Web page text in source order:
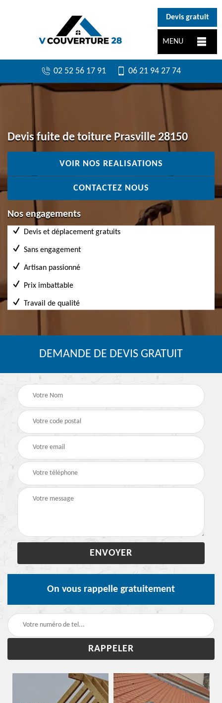
Devis gratuit
MENU
02 52 56 17 91 06 21 94 27 74
Devis fuite de toiture Prasville 28150
VOIR NOS REALISATIONS
CONTACTEZ NOUS
Nos engagements
Devis et déplacement gratuits
Sans engagement
Artisan passionné
Prix imbattable
Travail de qualité
DEMANDE DE DEVIS GRATUIT
On vous rappelle gratuitement